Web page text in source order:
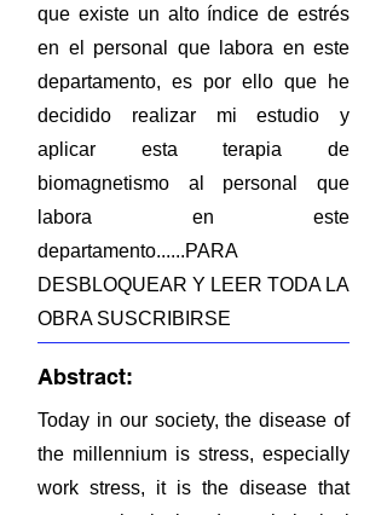
que existe un alto índice de estrés
en el personal que labora en este
departamento, es por ello que he
decidido realizar mi estudio y
aplicar esta terapia de
biomagnetismo al personal que
labora en este
departamento......PARA
DESBLOQUEAR Y LEER TODA LA
OBRA SUSCRIBIRSE
Abstract:
Today in our society, the disease of
the millennium is stress, especially
work stress, it is the disease that